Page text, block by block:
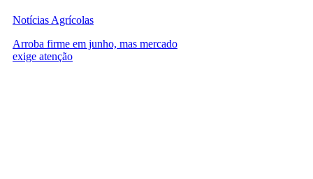
Notícias Agrícolas
Arroba firme em junho, mas mercado
exige atenção